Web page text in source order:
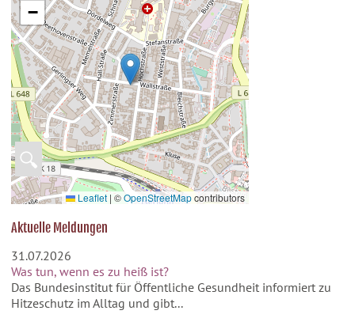
🔍
−
Leaflet | ©OpenStreetMapcontributors
Aktuelle Meldungen
31.07.2026
Was tun, wenn es zu heiß ist?
Das Bundesinstitut für Öffentliche Gesundheit informiert zu
Hitzeschutz im Alltag und gibt...